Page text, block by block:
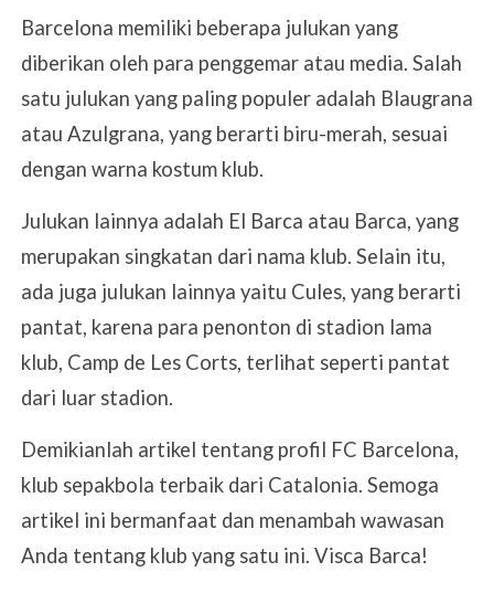
Barcelona memiliki beberapa julukan yang
diberikan oleh para penggemar atau media. Salah
satu julukan yang paling populer adalah Blaugrana
atau Azulgrana, yang berarti biru-merah, sesuai
dengan warna kostum klub.
Julukan lainnya adalah El Barca atau Barca, yang
merupakan singkatan dari nama klub. Selain itu,
ada juga julukan lainnya yaitu Cules, yang berarti
pantat, karena para penonton di stadion lama
klub, Camp de Les Corts, terlihat seperti pantat
dari luar stadion.
Demikianlah artikel tentang profil FC Barcelona,
klub sepakbola terbaik dari Catalonia. Semoga
artikel ini bermanfaat dan menambah wawasan
Anda tentang klub yang satu ini. Visca Barca!